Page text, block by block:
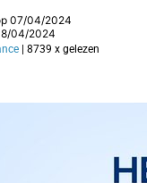
07/04/2024
04/2024
| 8739 x gelezen